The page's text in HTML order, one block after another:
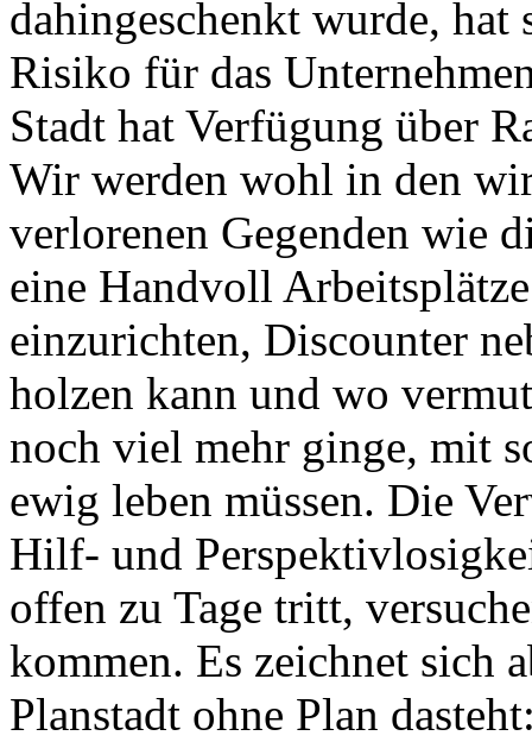
dahingeschenkt wurde, hat
Risiko für das
Stadt hat Verfügung über
Wir werden wohl in den
verlorenen Gegenden wie
eine Handvoll
einzurichten, Discounter
holzen kann und wo
noch viel mehr ginge, mit
ewig leben müssen. Die
Hilf- und
offen zu Tage tritt,
kommen. Es zeichnet sich
Planstadt ohne Plan